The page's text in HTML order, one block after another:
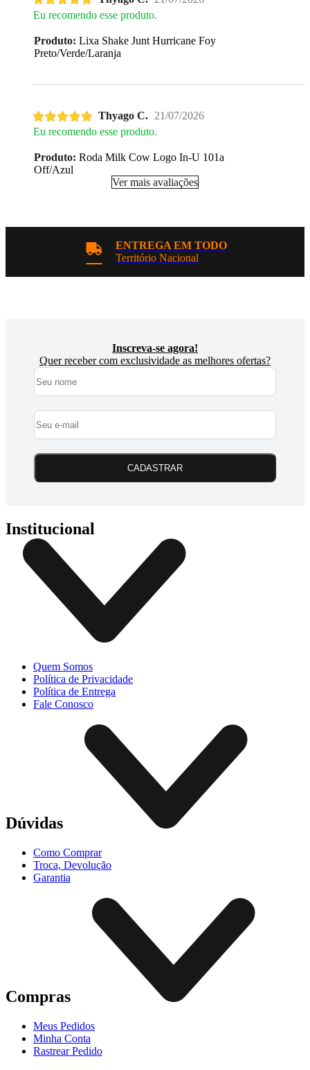
Eu recomendo esse produto.
Produto: Lixa Shake Junt Hurricane Foy
Preto/Verde/Laranja
Thyago C. 21/07/2026
Eu recomendo esse produto.
Produto: Roda Milk Cow Logo In-U 101a
Off/Azul
Ver mais avaliações
ENTREGA EM TODO
Território Nacional
Inscreva-se agora!
Quer receber com exclusividade as melhores ofertas?
CADASTRAR
Institucional
Quem Somos
Política de Privacidade
Política de Entrega
Fale Conosco
Dúvidas
Como Comprar
Troca, Devolução
Garantia
Compras
Meus Pedidos
Minha Conta
Rastrear Pedido